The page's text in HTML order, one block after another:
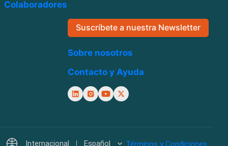
Colaboradores
Suscríbete a nuestra Newsletter
Sobre nosotros
Contacto y Ayuda
Internacional Español Términos y Condiciones